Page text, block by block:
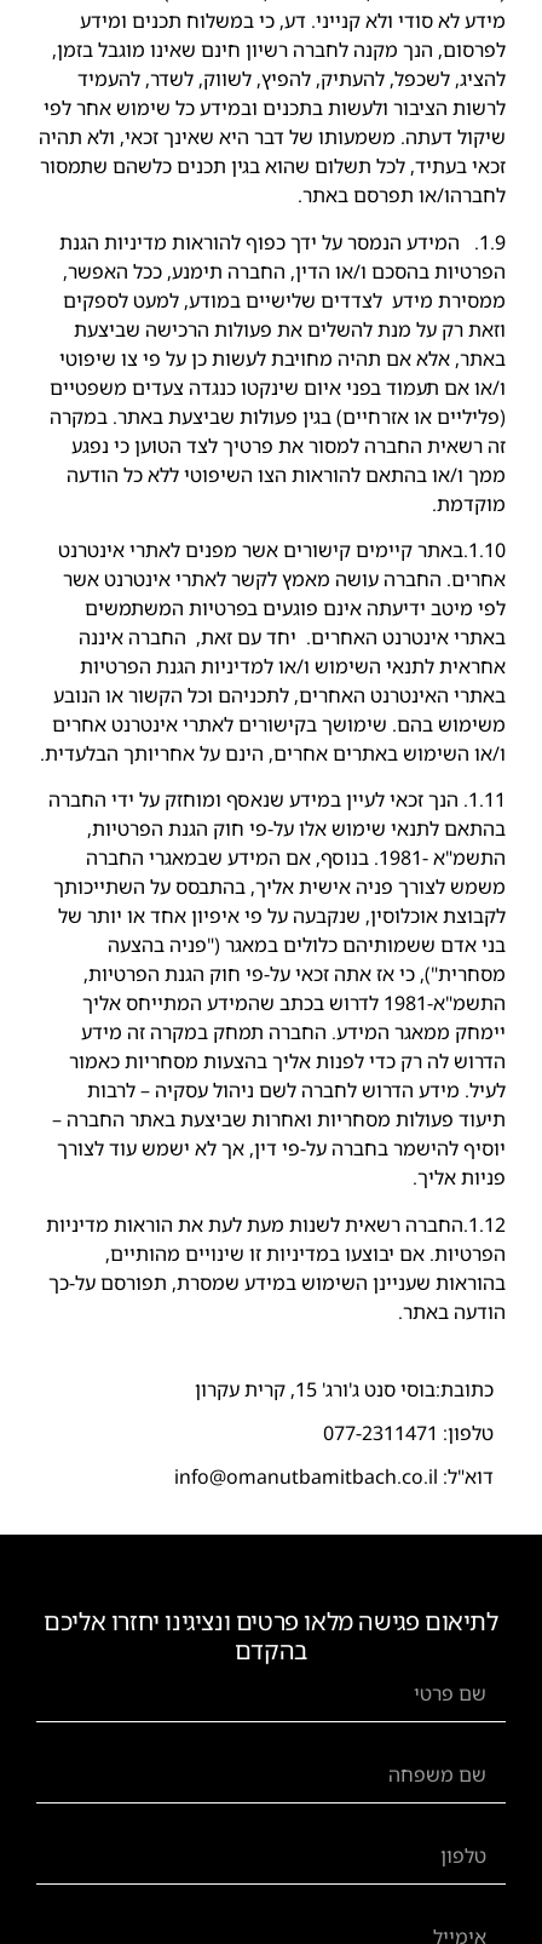
מידע לא סודי ולא קנייני. דע, כי במשלוח תכנים ומידע
לפרסום, הנך מקנה לחברה רשיון חינם שאינו מוגבל בזמן,
להציג, לשכפל, להעתיק, להפיץ, לשווק, לשדר, להעמיד
לרשות הציבור ולעשות בתכנים ובמידע כל שימוש אחר לפי
שיקול דעתה. משמעותו של דבר היא שאינך זכאי, ולא תהיה
זכאי בעתיד, לכל תשלום שהוא בגין תכנים כלשהם שתמסור
לחברהו/או תפרסם באתר.
1.9. המידע הנמסר על ידך כפוף להוראות מדיניות הגנת
הפרטיות בהסכם ו/או הדין, החברה תימנע, ככל האפשר,
ממסירת מידע לצדדים שלישיים במודע, למעט לספקים
וזאת רק על מנת להשלים את פעולות הרכישה שביצעת
באתר, אלא אם תהיה מחויבת לעשות כן על פי צו שיפוטי
ו/או אם תעמוד בפני איום שינקטו כנגדה צעדים משפטיים
(פליליים או אזרחיים) בגין פעולות שביצעת באתר. במקרה
זה רשאית החברה למסור את פרטיך לצד הטוען כי נפגע
ממך ו/או בהתאם להוראות הצו השיפוטי ללא כל הודעה
מוקדמת.
1.10.באתר קיימים קישורים אשר מפנים לאתרי אינטרנט
אחרים. החברה עושה מאמץ לקשר לאתרי אינטרנט אשר
לפי מיטב ידיעתה אינם פוגעים בפרטיות המשתמשים
באתרי אינטרנט האחרים. יחד עם זאת, החברה איננה
אחראית לתנאי השימוש ו/או למדיניות הגנת הפרטיות
באתרי האינטרנט האחרים, לתכניהם וכל הקשור או הנובע
משימוש בהם. שימושך בקישורים לאתרי אינטרנט אחרים
ו/או השימוש באתרים אחרים, הינם על אחריותך הבלעדית.
1.11. הנך זכאי לעיין במידע שנאסף ומוחזק על ידי החברה
בהתאם לתנאי שימוש אלו על-פי חוק הגנת הפרטיות,
התשמ"א -1981. בנוסף, אם המידע שבמאגרי החברה
משמש לצורך פניה אישית אליך, בהתבסס על השתייכותך
לקבוצת אוכלוסין, שנקבעה על פי איפיון אחד או יותר של
בני אדם ששמותיהם כלולים במאגר ("פניה בהצעה
מסחרית"), כי אז אתה זכאי על-פי חוק הגנת הפרטיות,
התשמ"א-1981 לדרוש בכתב שהמידע המתייחס אליך
יימחק ממאגר המידע. החברה תמחק במקרה זה מידע
הדרוש לה רק כדי לפנות אליך בהצעות מסחריות כאמור
לעיל. מידע הדרוש לחברה לשם ניהול עסקיה – לרבות
תיעוד פעולות מסחריות ואחרות שביצעת באתר החברה –
יוסיף להישמר בחברה על-פי דין, אך לא ישמש עוד לצורך
פניות אליך.
1.12.החברה רשאית לשנות מעת לעת את הוראות מדיניות
הפרטיות. אם יבוצעו במדיניות זו שינויים מהותיים,
בהוראות שעניינן השימוש במידע שמסרת, תפורסם על-כך
הודעה באתר.
כתובת:בוסי סנט ג'ורג' 15, קרית עקרון
טלפון: 077-2311471
דוא"ל: info@omanutbamitbach.co.il
לתיאום פגישה מלאו פרטים ונציגינו יחזרו אליכם
בהקדם